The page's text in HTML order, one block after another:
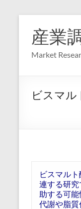
産業
Market
ビスマ
ビスマル
連する研
助する可
代謝や脂質